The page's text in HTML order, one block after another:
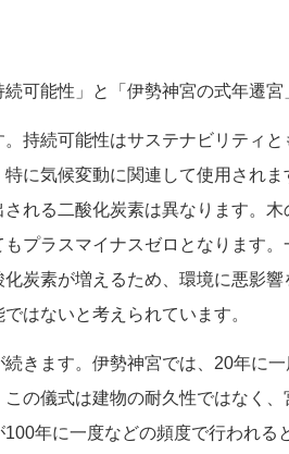
可能性」と「伊勢神宮の式年遷宮
持続可能性はサステナビリティ
に気候変動に関連して使用され
れる二酸化炭素は異なります。
プラスマイナスゼロとなります
炭素が増えるため、環境に悪影
はないと考えられています。
きます。伊勢神宮では、20年に
の儀式は建物の耐久性ではなく
年に一度などの頻度で行われる